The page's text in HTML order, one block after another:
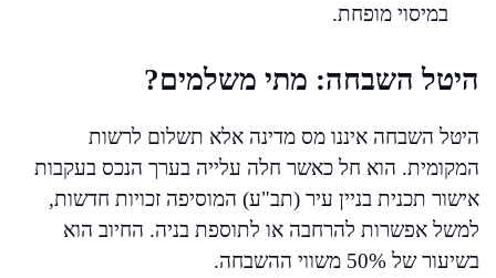
במיסוי מופחת.
היטל השבחה: מתי משלמים?
היטל השבחה איננו מס מדינה אלא תשלום לרשות
המקומית. הוא חל כאשר חלה עלייה בערך הנכס בעקבות
אישור תכנית בניין עיר (תב"ע) המוסיפה זכויות חדשות,
למשל אפשרות להרחבה או לתוספת בניה. החיוב הוא
בשיעור של 50% משווי ההשבחה.